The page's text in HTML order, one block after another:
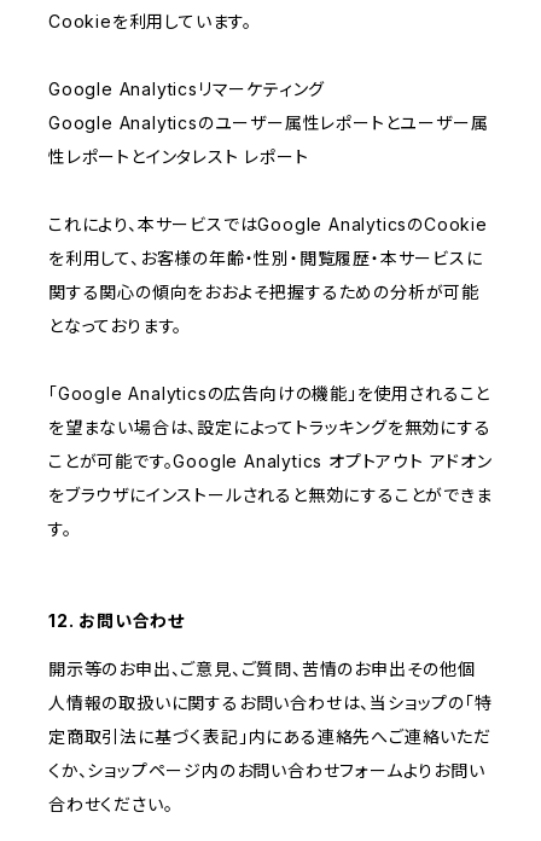
Cookieを利用しています。
Google Analyticsリマーケティング
Google Analyticsのユーザー属性レポートとユーザー属
性レポートとインタレスト レポート
これにより、本サービスではGoogle AnalyticsのCookie
を利用して、お客様の年齢・性別・閲覧履歴・本サービスに
関する関心の傾向をおおよそ把握するための分析が可能
となっております。
「Google Analyticsの広告向けの機能」を使用されること
を望まない場合は、設定によってトラッキングを無効にする
ことが可能です。Google Analytics オプトアウト アドオン
をブラウザにインストールされると無効にすることができま
す。
12. お問い合わせ
開示等のお申出、ご意見、ご質問、苦情のお申出その他個
人情報の取扱いに関するお問い合わせは、当ショップの「特
定商取引法に基づく表記」内にある連絡先へご連絡いただ
くか、ショップページ内のお問い合わせフォームよりお問い
合わせください。